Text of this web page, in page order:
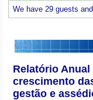
We have 29 guests
Relatório
crescimento
gestão e